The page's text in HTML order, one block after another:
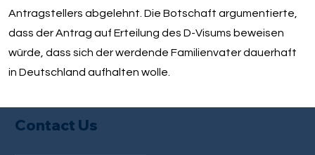
Antragstellers abgelehnt. Die Botschaft argumentierte,
dass der Antrag auf Erteilung des D-Visums beweisen
würde, dass sich der werdende Familienvater dauerhaft
in Deutschland aufhalten wolle.
Contact Us